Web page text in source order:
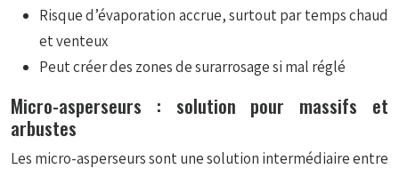
Risque d’évaporation accrue, surtout par temps chaud
et venteux
Peut créer des zones de surarrosage si mal réglé
Micro-asperseurs : solution pour massifs et
arbustes
Les micro-asperseurs sont une solution intermédiaire entre